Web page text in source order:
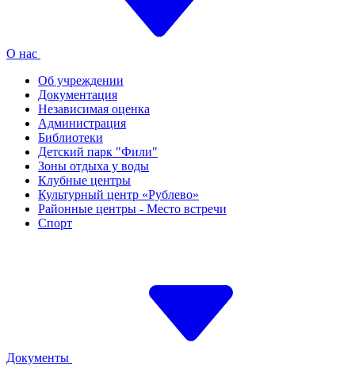
О нас
Об учреждении
Документация
Независимая оценка
Администрация
Библиотеки
Детский парк "Фили"
Зоны отдыха у воды
Клубные центры
Культурный центр «Рублево»
Районные центры - Место встречи
Спорт
Документы